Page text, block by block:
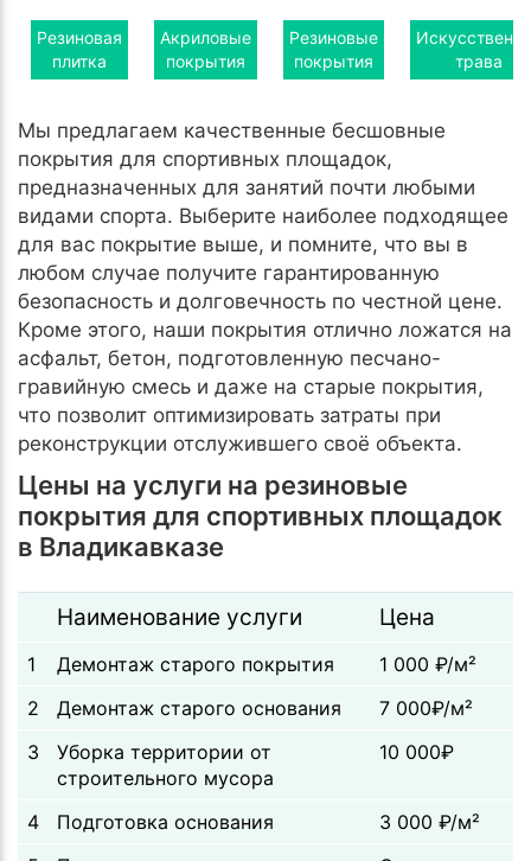
Резиновая
плитка
Акриловые
покрытия
Резиновые
покрытия
трава
Мы предлагаем качественные бесшовные
покрытия для спортивных площадок,
предназначенных для занятий почти любыми
видами спорта. Выберите наиболее подходящее
для вас покрытие выше, и помните, что вы в
любом случае получите гарантированную
безопасность и долговечность по честной цене.
Кроме этого, наши покрытия отлично ложатся на
асфальт, бетон, подготовленную песчано-
гравийную смесь и даже на старые покрытия,
что позволит оптимизировать затраты при
реконструкции отслужившего своё объекта.
Цены на услуги на резиновые
покрытия для спортивных площадок
в Владикавказе
Наименование услуги Цена
1 Демонтаж старого покрытия
1 000 ₽/м²
2
Демонтаж старого основания
7 000₽/м²
3
Уборка территории от
строительного мусора
10 000₽
4 Подготовка основания
3 000 ₽/м²